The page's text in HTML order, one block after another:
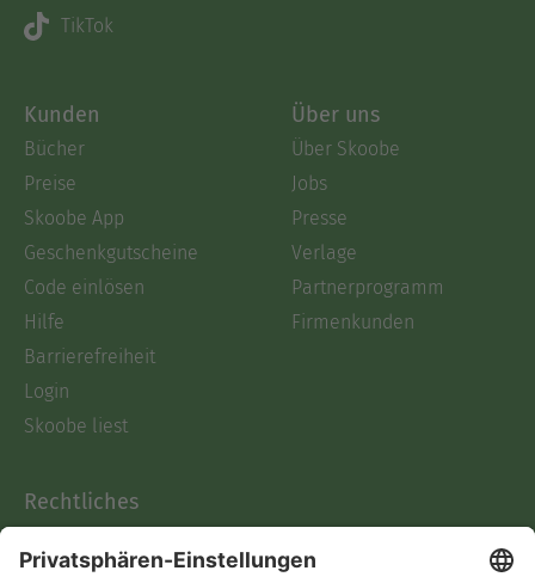
TikTok
Kunden
Bücher
Preise
Skoobe App
Geschenkgutscheine
Code einlösen
Hilfe
Barrierefreiheit
Login
Skoobe liest
Über uns
Über Skoobe
Jobs
Presse
Verlage
Partnerprogramm
Firmenkunden
Rechtliches
AGB